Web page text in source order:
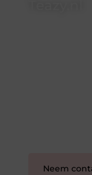
Neem